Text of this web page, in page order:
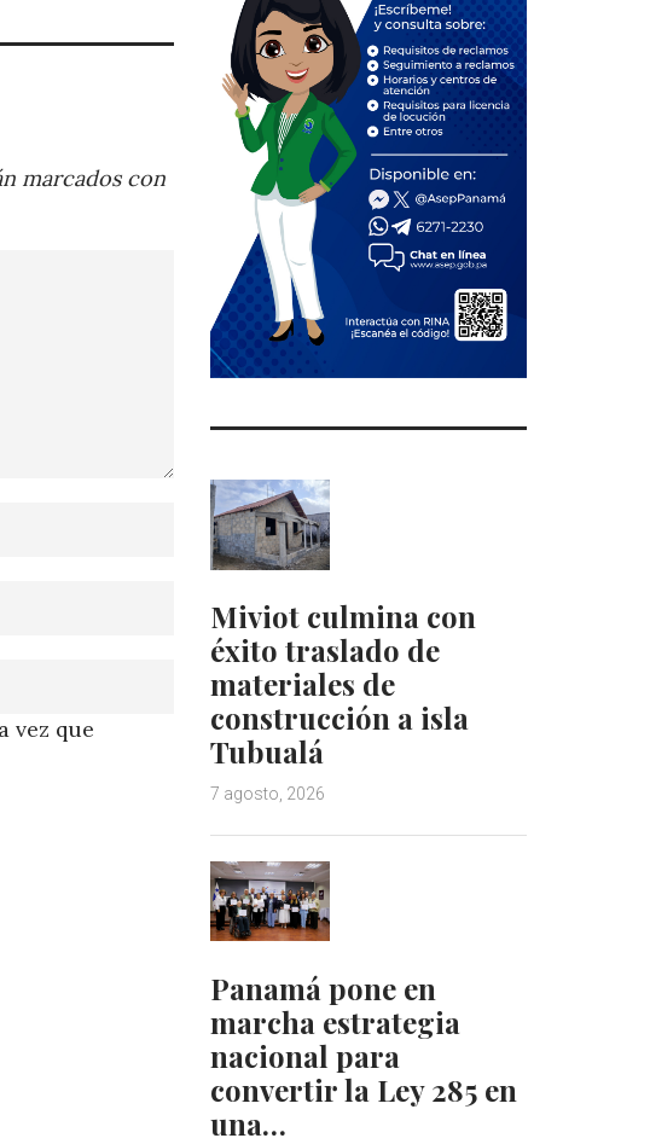
marcados con
vez que
Miviot culmina con
éxito traslado de
materiales de
construcción a isla
Tubualá
7 agosto, 2026
Panamá pone en
marcha estrategia
nacional para
convertir la Ley 285 en
una…